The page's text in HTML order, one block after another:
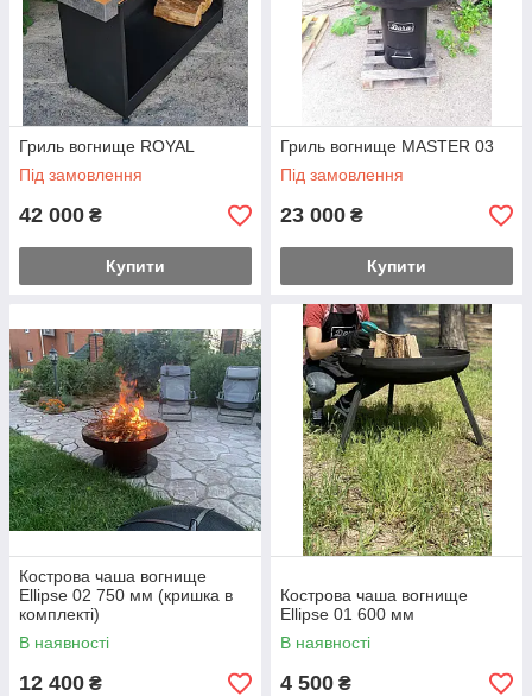
Гриль вогнище ROYAL
Під замовлення
42 000 ₴
Купити
Гриль вогнище MASTER 03
Під замовлення
23 000 ₴
Купити
Кострова чаша вогнище
Ellipse 02 750 мм (кришка в
комплекті)
В наявності
12 400 ₴
Кострова чаша вогнище
Ellipse 01 600 мм
В наявності
4 500 ₴